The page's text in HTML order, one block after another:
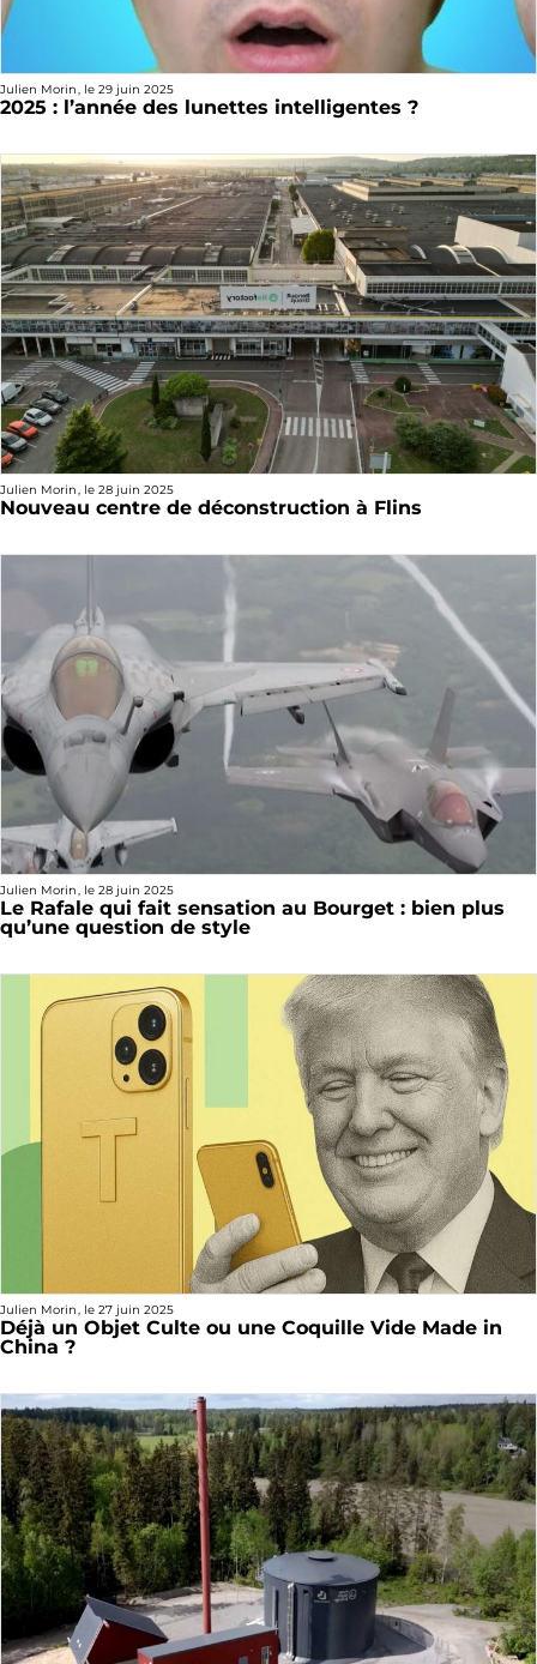
Julien Morin, le 29 juin 2025
2025 : l’année des lunettes intelligentes ?
Julien Morin, le 28 juin 2025
Nouveau centre de déconstruction à Flins
Julien Morin, le 28 juin 2025
Le Rafale qui fait sensation au Bourget : bien plus
qu’une question de style
Julien Morin, le 27 juin 2025
Déjà un Objet Culte ou une Coquille Vide Made in
China ?